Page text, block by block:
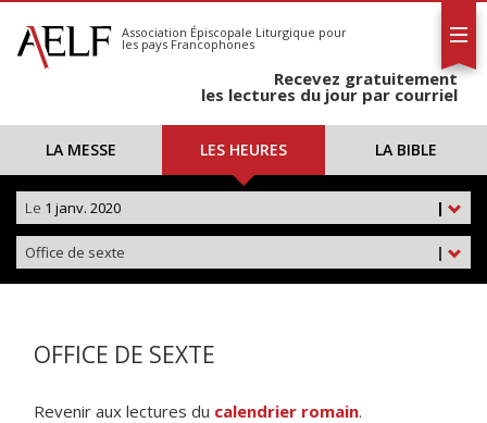
S'abonner
Calendrier
Association Épiscopale Liturgique pour
les pays Francophones
Recevez gratuitement
les lectures du jour par courriel
LA MESSE LES HEURES LA BIBLE
|
Le 1 janv. 2020
|
Office de sexte
OFFICE DE SEXTE
Revenir aux lectures du calendrier romain.